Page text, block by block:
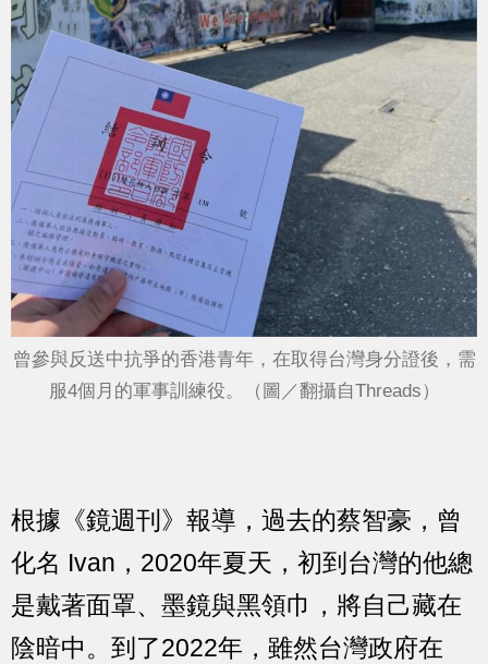
曾參與反送中抗爭的香港青年，在取得台灣身分證後，需
服4個月的軍事訓練役。（圖／翻攝自Threads）
根據《鏡週刊》報導，過去的蔡智豪，曾
化名 Ivan，2020年夏天，初到台灣的他總
是戴著面罩、墨鏡與黑領巾，將自己藏在
陰暗中。到了2022年，雖然台灣政府在